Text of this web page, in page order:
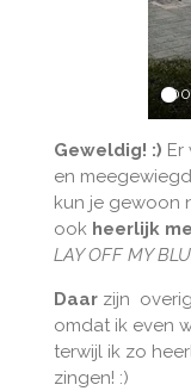
l
a
y
Geweldig! :)
en
kun je gewoon
ook heerlijk
LAY OFF MY
Daarzijn
omdat ik even
terwijl ik zo
zingen! :)